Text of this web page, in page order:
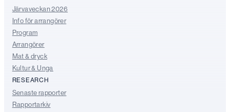
Järvaveckan 2026
Info för arrangörer
Program
Arrangörer
Mat & dryck
Kultur & Unga
RESEARCH
Senaste rapporter
Rapportarkiv